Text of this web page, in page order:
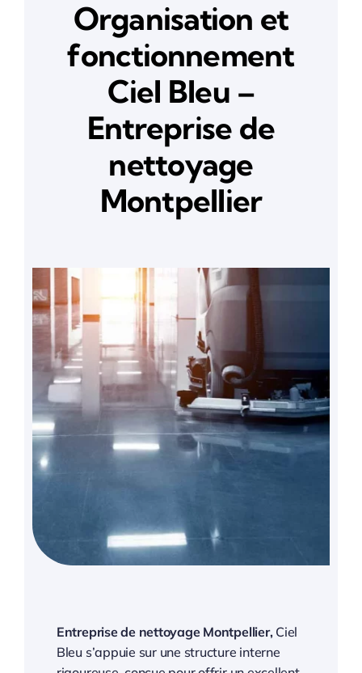
Organisation et
fonctionnement
Ciel Bleu –
Entreprise de
nettoyage
Montpellier
Entreprise de nettoyage Montpellier,Ciel
Bleu s’appuie sur une structure interne